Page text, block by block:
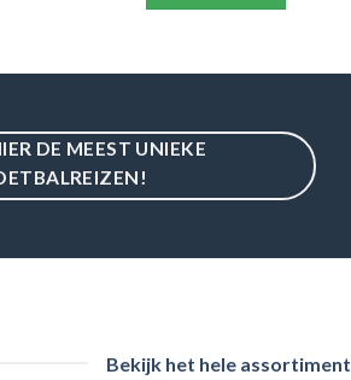
DE MEEST UNIEKE
Bekijk het hele assortiment